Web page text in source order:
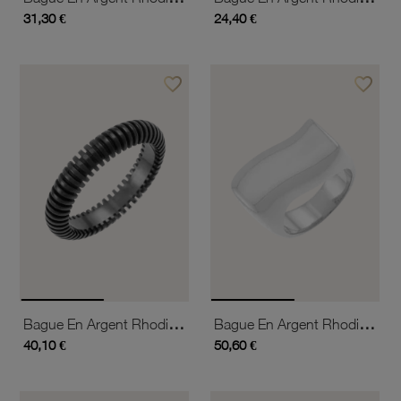
31,30 € 24,40 €
favorite_borderAjouter à vos favoris
Bague En Argent Rhodié Noir Striée
40,10 €
favorite_borderAjouter
Bague En Argent Rhodié Vague
50,60 €